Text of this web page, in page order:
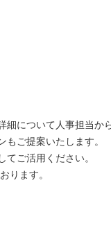
細について人事担当か
もご提案いたします。
ご活用ください。
ります。